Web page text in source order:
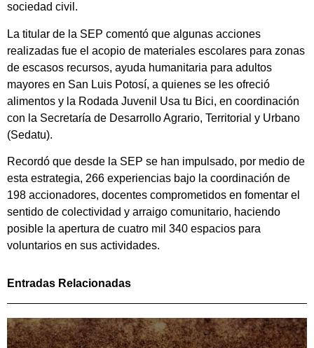
sociedad civil.
La titular de la SEP comentó que algunas acciones
realizadas fue el acopio de materiales escolares para zonas
de escasos recursos, ayuda humanitaria para adultos
mayores en San Luis Potosí, a quienes se les ofreció
alimentos y la Rodada Juvenil Usa tu Bici, en coordinación
con la Secretaría de Desarrollo Agrario, Territorial y Urbano
(Sedatu).
Recordó que desde la SEP se han impulsado, por medio de
esta estrategia, 266 experiencias bajo la coordinación de
198 accionadores, docentes comprometidos en fomentar el
sentido de colectividad y arraigo comunitario, haciendo
posible la apertura de cuatro mil 340 espacios para
voluntarios en sus actividades.
Entradas Relacionadas